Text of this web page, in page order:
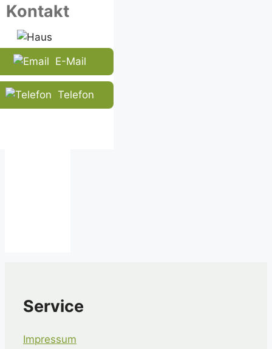
Kontakt
E-Mail
Telefon
Service
Impressum